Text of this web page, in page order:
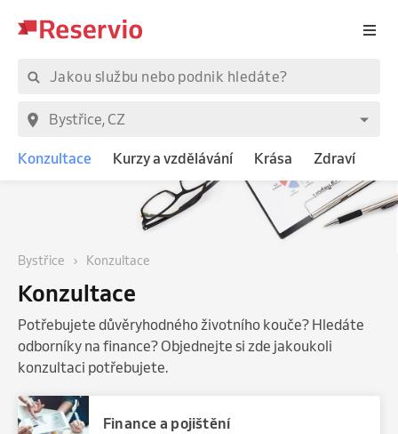
Konzultace Kurzy a vzdělávání Krása Zdraví
Bystřice Konzultace
Konzultace
Potřebujete důvěryhodného životního kouče? Hledáte
odborníky na finance? Objednejte si zde jakoukoli
konzultaci potřebujete.
Finance a pojištění